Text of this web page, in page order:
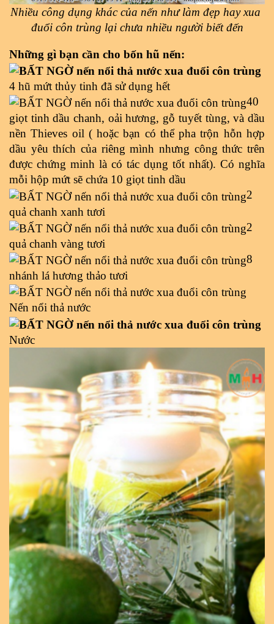
Nhiều công dụng khác của nến như làm đẹp hay xua
đuổi côn trùng lại chưa nhiều người biết đến
Những gì bạn cần cho bốn hũ nến:
4 hũ mứt thủy tinh đã sử dụng hết
40
giọt tinh dầu chanh, oải hương, gỗ tuyết tùng, và dầu
nền Thieves oil ( hoặc bạn có thể pha trộn hỗn hợp
dầu yêu thích của riêng mình nhưng công thức trên
được chứng minh là có tác dụng tốt nhất). Có nghĩa
mỗi hộp mứt sẽ chứa 10 giọt tinh dầu
2
quả chanh xanh tươi
2
quả chanh vàng tươi
8
nhánh lá hương thảo tươi
Nến nổi thả nước
Nước